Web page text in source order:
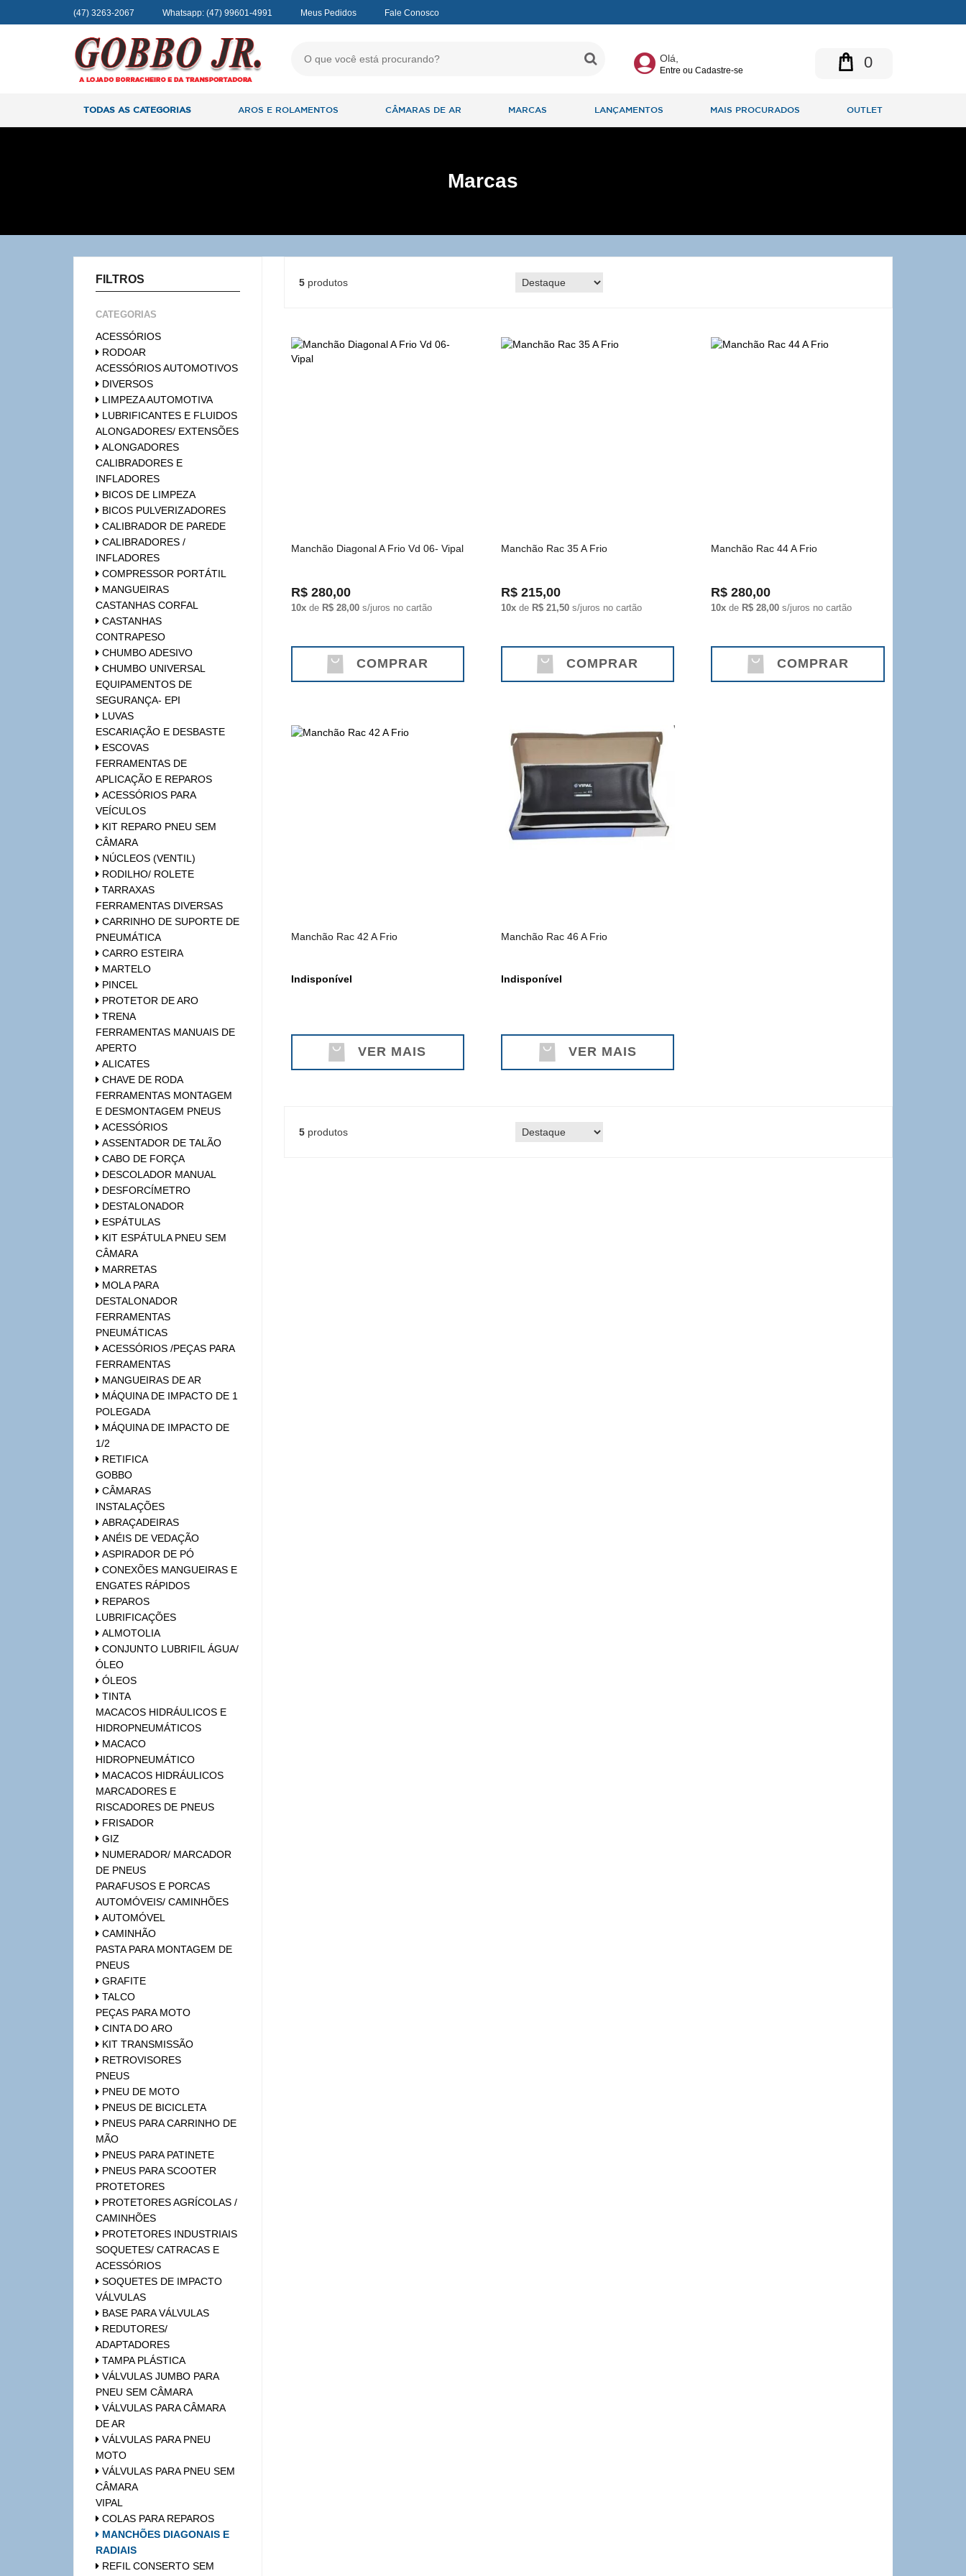
(47) 3263-2067 Whatsapp: (47) 99601-4991 Meus Pedidos Fale Conosco
Olá,
Entre ou Cadastre-se 0
TODAS AS CATEGORIAS AROS E ROLAMENTOS CÂMARAS DE AR MARCAS LANÇAMENTOS MAIS PROCURADOS OUTLET
Marcas
FILTROS
CATEGORIAS
ACESSÓRIOS
RODOAR
ACESSÓRIOS AUTOMOTIVOS
DIVERSOS
LIMPEZA AUTOMOTIVA
LUBRIFICANTES E FLUIDOS
ALONGADORES/ EXTENSÕES
ALONGADORES
CALIBRADORES E
INFLADORES
BICOS DE LIMPEZA
BICOS PULVERIZADORES
CALIBRADOR DE PAREDE
CALIBRADORES /
INFLADORES
COMPRESSOR PORTÁTIL
MANGUEIRAS
CASTANHAS CORFAL
CASTANHAS
CONTRAPESO
CHUMBO ADESIVO
CHUMBO UNIVERSAL
EQUIPAMENTOS DE
SEGURANÇA- EPI
LUVAS
ESCARIAÇÃO E DESBASTE
ESCOVAS
FERRAMENTAS DE
APLICAÇÃO E REPAROS
ACESSÓRIOS PARA
VEÍCULOS
KIT REPARO PNEU SEM
CÂMARA
NÚCLEOS (VENTIL)
RODILHO/ ROLETE
TARRAXAS
FERRAMENTAS DIVERSAS
CARRINHO DE SUPORTE DE
PNEUMÁTICA
CARRO ESTEIRA
MARTELO
PINCEL
PROTETOR DE ARO
TRENA
FERRAMENTAS MANUAIS DE
APERTO
ALICATES
CHAVE DE RODA
FERRAMENTAS MONTAGEM
E DESMONTAGEM PNEUS
ACESSÓRIOS
ASSENTADOR DE TALÃO
CABO DE FORÇA
DESCOLADOR MANUAL
DESFORCÍMETRO
DESTALONADOR
ESPÁTULAS
KIT ESPÁTULA PNEU SEM
CÂMARA
MARRETAS
MOLA PARA
DESTALONADOR
FERRAMENTAS
PNEUMÁTICAS
ACESSÓRIOS /PEÇAS PARA
FERRAMENTAS
MANGUEIRAS DE AR
MÁQUINA DE IMPACTO DE 1
POLEGADA
MÁQUINA DE IMPACTO DE
1/2
RETIFICA
GOBBO
CÂMARAS
INSTALAÇÕES
ABRAÇADEIRAS
ANÉIS DE VEDAÇÃO
ASPIRADOR DE PÓ
CONEXÕES MANGUEIRAS E
ENGATES RÁPIDOS
REPAROS
LUBRIFICAÇÕES
ALMOTOLIA
CONJUNTO LUBRIFIL ÁGUA/
ÓLEO
ÓLEOS
TINTA
MACACOS HIDRÁULICOS E
HIDROPNEUMÁTICOS
MACACO
HIDROPNEUMÁTICO
MACACOS HIDRÁULICOS
MARCADORES E
RISCADORES DE PNEUS
FRISADOR
GIZ
NUMERADOR/ MARCADOR
DE PNEUS
PARAFUSOS E PORCAS
AUTOMÓVEIS/ CAMINHÕES
AUTOMÓVEL
CAMINHÃO
PASTA PARA MONTAGEM DE
PNEUS
GRAFITE
TALCO
PEÇAS PARA MOTO
CINTA DO ARO
KIT TRANSMISSÃO
RETROVISORES
PNEUS
PNEU DE MOTO
PNEUS DE BICICLETA
PNEUS PARA CARRINHO DE
MÃO
PNEUS PARA PATINETE
PNEUS PARA SCOOTER
PROTETORES
PROTETORES AGRÍCOLAS /
CAMINHÕES
PROTETORES INDUSTRIAIS
SOQUETES/ CATRACAS E
ACESSÓRIOS
SOQUETES DE IMPACTO
VÁLVULAS
BASE PARA VÁLVULAS
REDUTORES/
ADAPTADORES
TAMPA PLÁSTICA
VÁLVULAS JUMBO PARA
PNEU SEM CÂMARA
VÁLVULAS PARA CÂMARA
DE AR
VÁLVULAS PARA PNEU
MOTO
VÁLVULAS PARA PNEU SEM
CÂMARA
VIPAL
COLAS PARA REPAROS
MANCHÕES DIAGONAIS E
RADIAIS
REFIL CONSERTO SEM
5produtos
Manchão Diagonal A Frio Vd 06- Vipal
R$ 280,00
10xde R$ 28,00s/juros no cartão
COMPRAR
Manchão Rac 35 A Frio
R$ 215,00
10xde R$ 21,50s/juros no cartão
COMPRAR
Manchão Rac 44 A Frio
R$ 280,00
10x de R$ 28,00 s/juros no cartão
COMPRAR
Manchão Rac 42 A Frio
Indisponível
VER MAIS
Manchão Rac 46 A Frio
Indisponível
VER MAIS
5produtos